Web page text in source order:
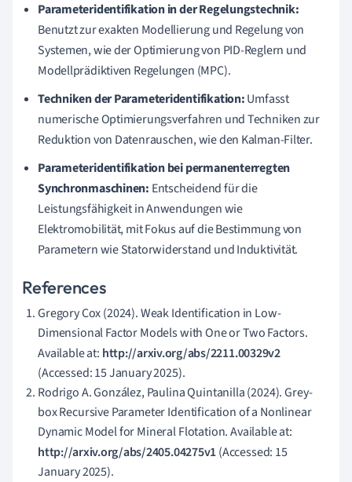
Parameteridentifikation in der Regelungstechnik:
Benutzt zur exakten Modellierung und Regelung von
Systemen, wie der Optimierung von PID-Reglern und
Modellprädiktiven Regelungen (MPC).
Techniken der Parameteridentifikation:Umfasst
numerische Optimierungsverfahren und Techniken zur
Reduktion von Datenrauschen, wie den Kalman-Filter.
Parameteridentifikation bei permanenterregten
Synchronmaschinen: Entscheidend für die
Leistungsfähigkeit in Anwendungen wie
Elektromobilität, mit Fokus auf die Bestimmung von
Parametern wie Statorwiderstand und Induktivität.
References
Gregory Cox (2024). Weak Identification in Low-
Dimensional Factor Models with One or Two Factors.
Available at: http://arxiv.org/abs/2211.00329v2
(Accessed: 15 January 2025).
Rodrigo A. González, Paulina Quintanilla (2024). Grey-
box Recursive Parameter Identification of a Nonlinear
Dynamic Model for Mineral Flotation. Available at:
http://arxiv.org/abs/2405.04275v1(Accessed: 15
January 2025).